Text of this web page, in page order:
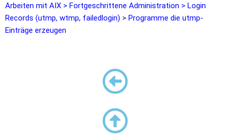
Arbeiten mit AIX > Fortgeschrittene Administration > Login
Records (utmp, wtmp, failedlogin) > Programme die utmp-
Einträge erzeugen